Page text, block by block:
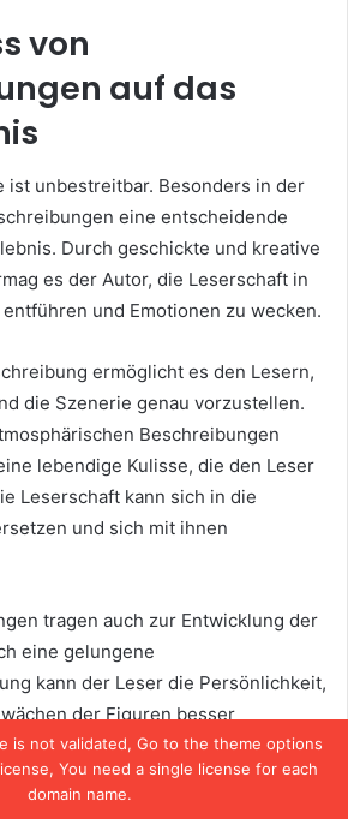
is not validated, Go to the theme options
You need a single license for each
domain name.
von
auf das
ist unbestreitbar. Besonders in der
eine entscheidende
Durch geschickte und kreative
es der Autor, die Leserschaft in
und Emotionen zu wecken.
ermöglicht es den Lesern,
die Szenerie genau vorzustellen.
Beschreibungen
lebendige Kulisse, die den Leser
Leserschaft kann sich in die
und sich mit ihnen
tragen auch zur Entwicklung der
eine gelungene
kann der Leser die Persönlichkeit,
der Figuren besser
eine Verbindung zwischen
was das Leseerlebnis